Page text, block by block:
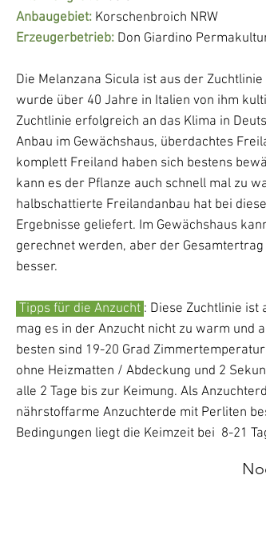
Anbaugebiet: Korschenbroich NRW
Erzeugerbetrieb: Don Giardino
Die Melanzana Sicula ist aus der
wurde über 40 Jahre in Italien von ihm
Zuchtlinie erfolgreich an das Klima in
Anbau im Gewächshaus, überdachtes
komplett Freiland haben sich bestens
kann es der Pflanze auch schnell mal zu
halbschattierte Freilandanbau hat bei
Ergebnisse geliefert. Im Gewächshaus
gerechnet werden, aber der
besser.
Tipps für die Anzucht : Diese Zuchtlinie ist
mag es in der Anzucht nicht zu warm und
besten sind 19-20 Grad
ohne Heizmatten / Abdeckung und 2
alle 2 Tage bis zur Keimung. Als
nährstoffarme Anzuchterde mit Perliten
Bedingungen liegt die Keimzeit bei 8-21